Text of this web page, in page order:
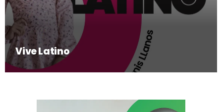
Vive Latino